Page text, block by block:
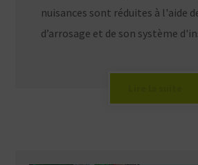
nuisances sont réduites à l'aide
d’arrosage et de son système